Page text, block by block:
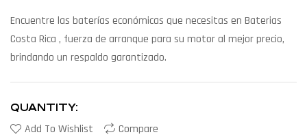
Encuentre las baterías económicas que necesitas en Baterias
Costa Rica , fuerza de arranque para su motor al mejor precio,
brindando un respaldo garantizado.
QUANTITY:
Add To Wishlist Compare